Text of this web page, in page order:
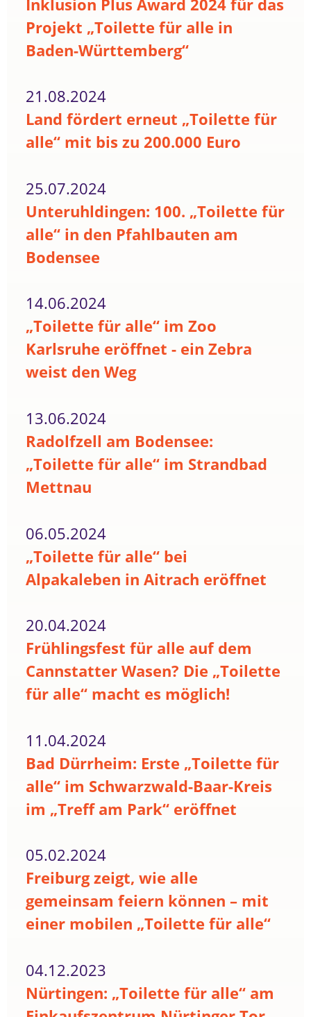
Projekt „Toilette für alle in
Baden-Württemberg“
21.08.2024
Land fördert erneut „Toilette für
alle“ mit bis zu 200.000 Euro
25.07.2024
Unteruhldingen: 100. „Toilette für
alle“ in den Pfahlbauten am
Bodensee
14.06.2024
„Toilette für alle“ im Zoo
Karlsruhe eröffnet - ein Zebra
weist den Weg
13.06.2024
Radolfzell am Bodensee:
„Toilette für alle“ im Strandbad
Mettnau
06.05.2024
„Toilette für alle“ bei
Alpakaleben in Aitrach eröffnet
20.04.2024
Frühlingsfest für alle auf dem
Cannstatter Wasen? Die „Toilette
für alle“ macht es möglich!
11.04.2024
Bad Dürrheim: Erste „Toilette für
alle“ im Schwarzwald-Baar-Kreis
im „Treff am Park“ eröffnet
05.02.2024
Freiburg zeigt, wie alle
gemeinsam feiern können – mit
einer mobilen „Toilette für alle“
04.12.2023
Nürtingen: „Toilette für alle“ am